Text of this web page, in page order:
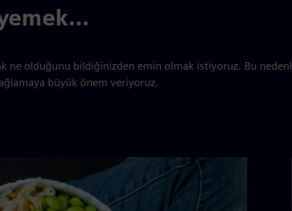
ne olduğunu bildiğinizden emin olmak istiyoruz. Bu
büyük önem veriyoruz.